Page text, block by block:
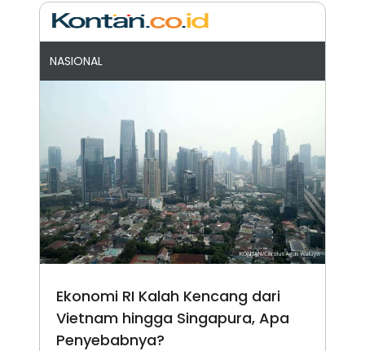
NASIONAL
Ekonomi RI Kalah Kencang dari
Vietnam hingga Singapura, Apa
Penyebabnya?